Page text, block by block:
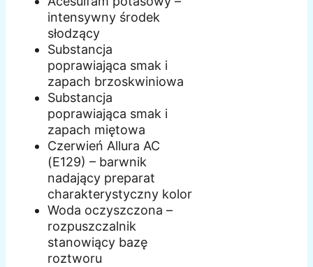
intensywny środek
słodzący
Substancja
poprawiająca smak i
zapach brzoskwiniowa
Substancja
poprawiająca smak i
zapach miętowa
Czerwień Allura AC
(E129) – barwnik
nadający preparat
charakterystyczny kolor
Woda oczyszczona –
rozpuszczalnik
stanowiący bazę
roztworu